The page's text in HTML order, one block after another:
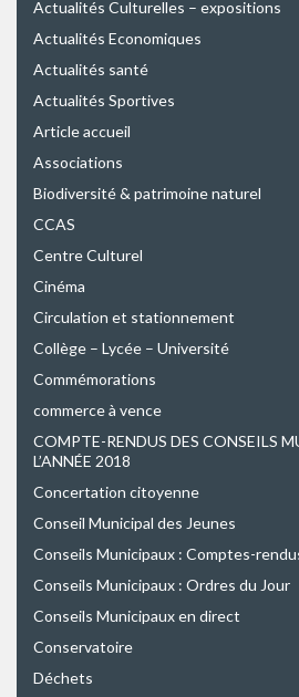
Actualités Culturelles – expositions
Actualités Economiques
Actualités santé
Actualités Sportives
Article accueil
Associations
Biodiversité & patrimoine naturel
CCAS
Centre Culturel
Cinéma
Circulation et stationnement
Collège – Lycée – Université
Commémorations
commerce à vence
COMPTE-RENDUS DES CONSEILS
L’ANNÉE 2018
Concertation citoyenne
Conseil Municipal des Jeunes
Conseils Municipaux : Comptes-
Conseils Municipaux : Ordres du Jour
Conseils Municipaux en direct
Conservatoire
Déchets